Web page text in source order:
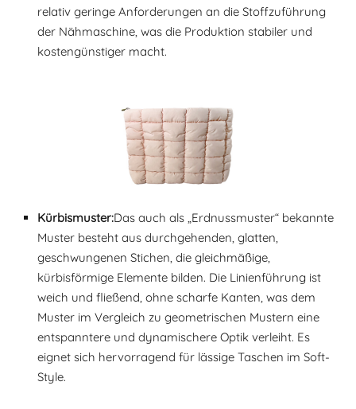
relativ geringe Anforderungen an die Stoffzuführung
der Nähmaschine, was die Produktion stabiler und
kostengünstiger macht.
Kürbismuster:Das auch als „Erdnussmuster“ bekannte
Muster besteht aus durchgehenden, glatten,
geschwungenen Stichen, die gleichmäßige,
kürbisförmige Elemente bilden. Die Linienführung ist
weich und fließend, ohne scharfe Kanten, was dem
Muster im Vergleich zu geometrischen Mustern eine
entspanntere und dynamischere Optik verleiht. Es
eignet sich hervorragend für lässige Taschen im Soft-
Style.